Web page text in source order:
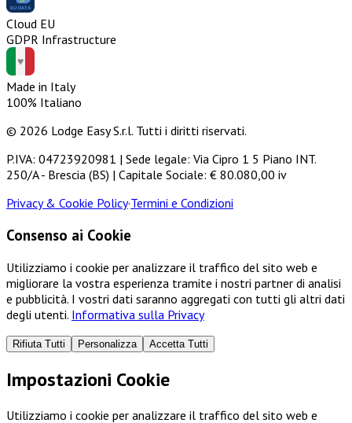
Cloud EU
GDPR Infrastructure
Made in Italy
100% Italiano
© 2026 Lodge Easy S.r.l. Tutti i diritti riservati.
P.IVA: 04723920981 | Sede legale: Via Cipro 1 5 Piano INT.
250/A - Brescia (BS) | Capitale Sociale: € 80.080,00 iv
Privacy & Cookie Policy·Termini e Condizioni
Consenso ai Cookie
Utilizziamo i cookie per analizzare il traffico del sito web e
migliorare la vostra esperienza tramite i nostri partner di analisi
e pubblicità. I vostri dati saranno aggregati con tutti gli altri dati
degli utenti. Informativa sulla Privacy
Rifiuta Tutti Personalizza Accetta Tutti
Impostazioni Cookie
Utilizziamo i cookie per analizzare il traffico del sito web e